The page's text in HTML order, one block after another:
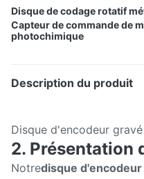
Disque de codage rotatif
Capteur de commande de
photochimique
Description du produit
Disque d'encodeur
2. Présentation
Notredisque d'encodeur